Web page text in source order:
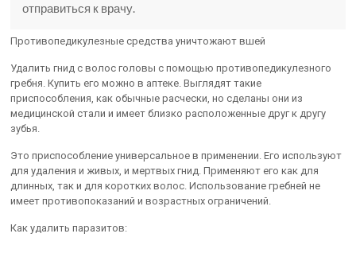
отправиться к врачу.
Противопедикулезные средства уничтожают вшей
Удалить гнид с волос головы с помощью противопедикулезного
гребня. Купить его можно в аптеке. Выглядят такие
приспособления, как обычные расчески, но сделаны они из
медицинской стали и имеет близко расположенные друг к другу
зубья.
Это приспособление универсальное в применении. Его используют
для удаления и живых, и мертвых гнид. Применяют его как для
длинных, так и для коротких волос. Использование гребней не
имеет противопоказаний и возрастных ограничений.
Как удалить паразитов: